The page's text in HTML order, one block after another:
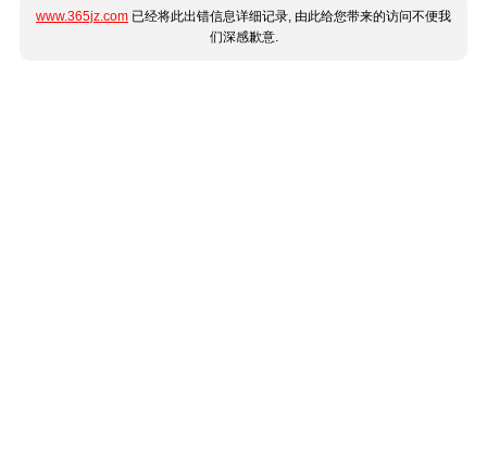
www.365jz.com 已经将此出错信息详细记录, 由此给您带来的访问不便我
们深感歉意.